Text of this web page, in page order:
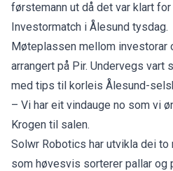
førstemann ut då det var klart
Investormatch i Ålesund tysdag.
Møteplassen mellom
arrangert på Pir. Undervegs vart
med tips til korleis Ålesund-
– Vi har eit vindauge no som vi
Krogen til salen.
Solwr Robotics har utvikla dei to
som høvesvis sorterer pallar og